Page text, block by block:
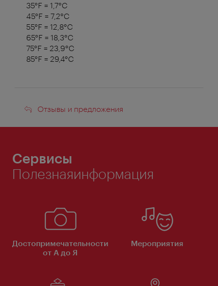
35°F = 1,7°C
45°F = 7,2°C
55°F = 12,8°C
65°F = 18,3°C
75°F = 23,9°C
85°F = 29,4°C
Отзывы
Отзывы и предложения
Сервисы
Полезнаяинформация
Достопримечательности
от А до Я
Мероприятия